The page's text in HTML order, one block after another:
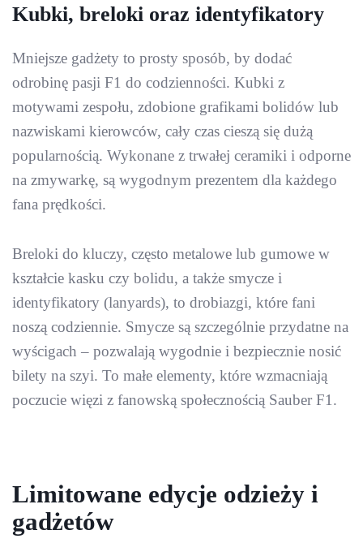
Kubki, breloki oraz identyfikatory
Mniejsze gadżety to prosty sposób, by dodać
odrobinę pasji F1 do codzienności. Kubki z
motywami zespołu, zdobione grafikami bolidów lub
nazwiskami kierowców, cały czas cieszą się dużą
popularnością. Wykonane z trwałej ceramiki i odporne
na zmywarkę, są wygodnym prezentem dla każdego
fana prędkości.
Breloki do kluczy, często metalowe lub gumowe w
kształcie kasku czy bolidu, a także smycze i
identyfikatory (lanyards), to drobiazgi, które fani
noszą codziennie. Smycze są szczególnie przydatne na
wyścigach – pozwalają wygodnie i bezpiecznie nosić
bilety na szyi. To małe elementy, które wzmacniają
poczucie więzi z fanowską społecznością Sauber F1.
Limitowane edycje odzieży i
gadżetów